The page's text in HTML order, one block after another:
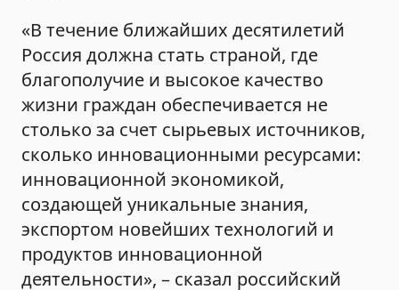
«В течение ближайших десятилетий
Россия должна стать страной, где
благополучие и высокое качество
жизни граждан обеспечивается не
столько за счет сырьевых источников,
сколько инновационными ресурсами:
инновационной экономикой,
создающей уникальные знания,
экспортом новейших технологий и
продуктов инновационной
деятельности», – сказал российский